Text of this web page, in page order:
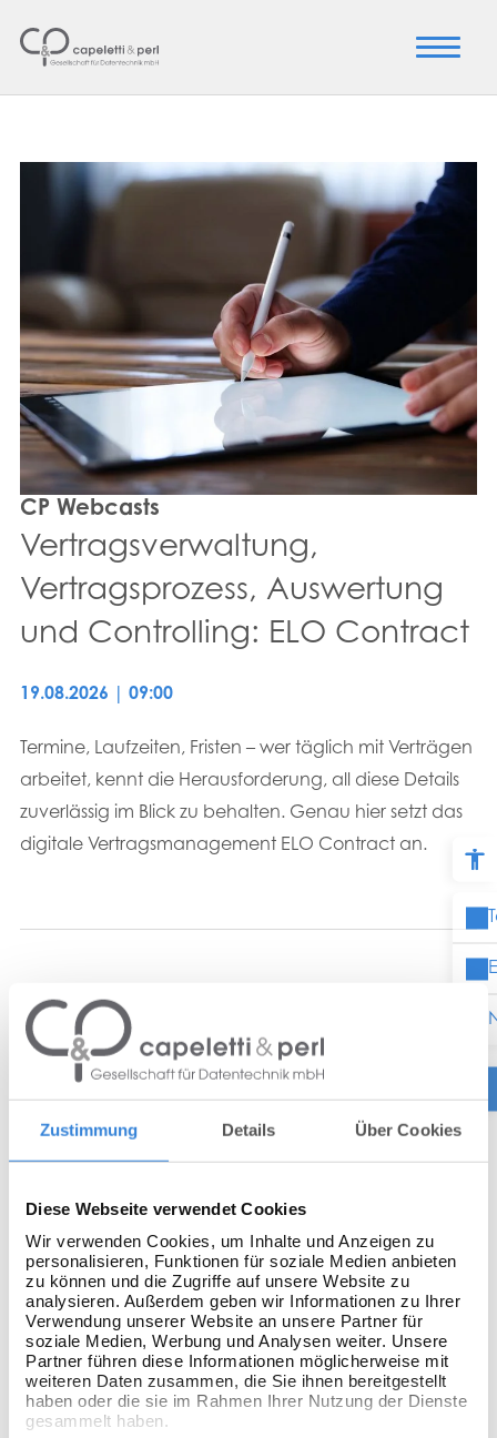
Zustimmung Details Über Cookies
Diese Webseite verwendet Cookies
Wir verwenden Cookies, um Inhalte und Anzeigen zu
personalisieren, Funktionen für soziale Medien anbieten
zu können und die Zugriffe auf unsere Website zu
analysieren. Außerdem geben wir Informationen zu Ihrer
Verwendung unserer Website an unsere Partner für
soziale Medien, Werbung und Analysen weiter. Unsere
Partner führen diese Informationen möglicherweise mit
weiteren Daten zusammen, die Sie ihnen bereitgestellt
haben oder die sie im Rahmen Ihrer Nutzung der Dienste
gesammelt haben.
CP Webcasts
Vertragsverwaltung,
Vertragsprozess, Auswertung
und Controlling: ELO Contract
19.08.2026 | 09:00
Termine, Laufzeiten, Fristen – wer täglich mit Verträgen
arbeitet, kennt die Herausforderung, all diese Details
zuverlässig im Blick zu behalten. Genau hier setzt das
digitale Vertragsmanagement ELO Contract an.
ELO Contract unterstützt Sie dabei, Ihre
Vertragsprozesse transparent, effizient und sicher zu
gestalten, damit Sie sich wieder auf das Wesentliche
rechtskonform im ELO System abgelegt und sind
Ergänzen und Verwalten von Vertragsklauseln: ELO
Contract bietet Ihnen die passenden Funktionen.
Intelligente Workflows sorgen zudem für eine
reibungslose Zusammenarbeit zwischen den
Abteilungen: schnell, automatisiert und vollständig
ohne Medienbrüche.